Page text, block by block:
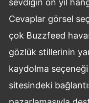
sevdiğin on yıl
Cevaplar görsel
çok Buzzfeed
gözlük stillerinin
kaydolma
sitesindeki